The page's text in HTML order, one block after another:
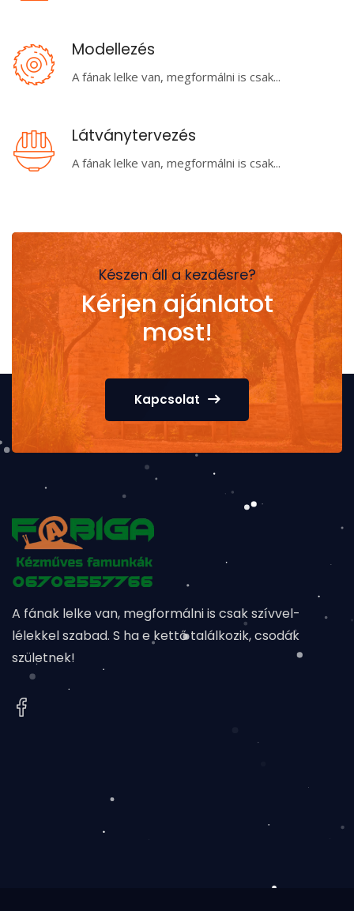
Modellezés
A fának lelke van, megformálni is csak...
Látványtervezés
A fának lelke van, megformálni is csak...
Készen áll a kezdésre?
Kérjen ajánlatot
most!
Kapcsolat
A fának lelke van, megformálni is csak szívvel-
lélekkel szabad. S ha e kettő találkozik, csodák
születnek!